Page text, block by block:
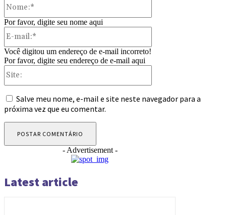
Por favor, digite seu nome aqui
Você digitou um endereço de e-mail incorreto!
Por favor, digite seu endereço de e-mail aqui
Salve meu nome, e-mail e site neste navegador para a
próxima vez que eu comentar.
- Advertisement -
Latest article